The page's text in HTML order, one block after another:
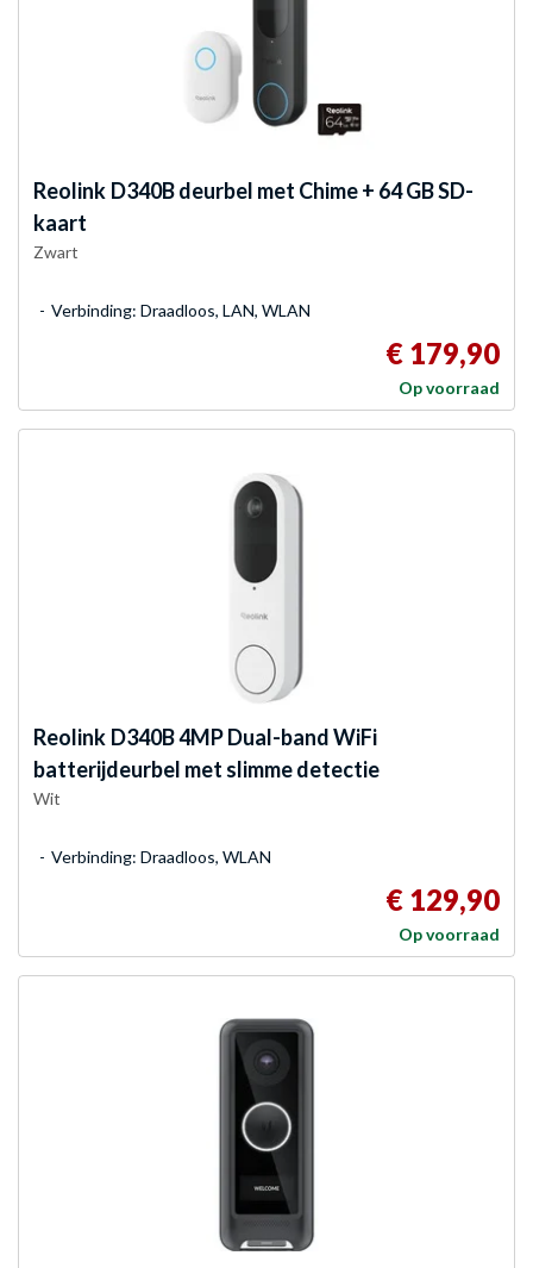
Reolink D340B deurbel met Chime + 64 GB SD-
kaart
Zwart
Verbinding: Draadloos, LAN, WLAN
€ 179,90
Op voorraad
Reolink D340B 4MP Dual-band WiFi
batterijdeurbel met slimme detectie
Wit
Verbinding: Draadloos, WLAN
€ 129,90
Op voorraad